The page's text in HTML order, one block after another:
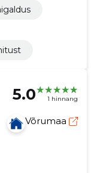
5.0 1 hinnang
Võrumaa